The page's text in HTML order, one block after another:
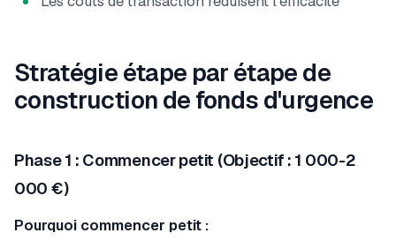
Stratégie étape par étape de
construction de fonds d'urgence
Phase 1 : Commencer petit (Objectif : 1 000-2
000 €)
Pourquoi commencer petit :